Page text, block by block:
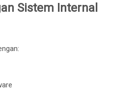
Sistem Internal